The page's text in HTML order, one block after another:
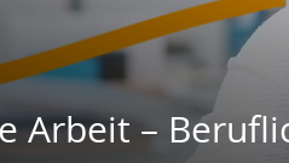
Arbeit –